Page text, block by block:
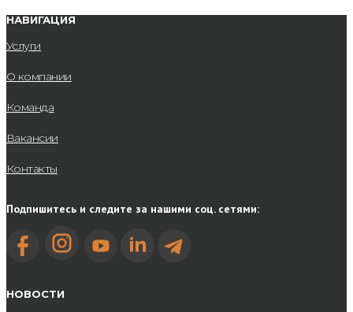
НАВИГАЦИЯ
Услуги
О компании
Команда
Вакансии
Контакты
Подпишитесь и следите за нашими соц. сетями:
НОВОСТИ